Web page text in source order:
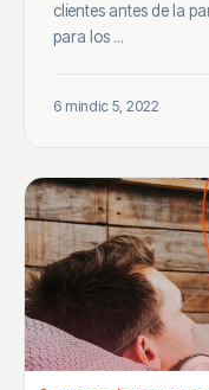
clientes antes de la
para los ...
6 mindic 5, 2022